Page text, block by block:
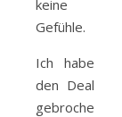
keine
Gefühle.
Ich habe
den Deal
gebrochen.